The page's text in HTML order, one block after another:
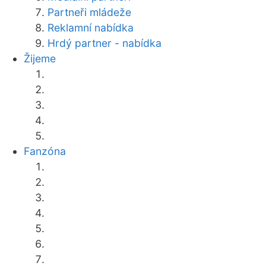
Partneři mládeže
Reklamní nabídka
Hrdý partner - nabídka
Žijeme
Fanzóna